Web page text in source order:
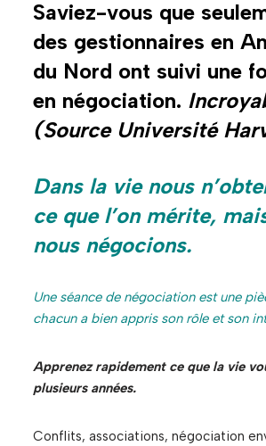
Saviez-vous que
des gestionnaires en
du Nord ont suivi une
en négociation.
(Source Université
Dans la vie nous
ce que l’on mérite,
nous négocions.
Une séance de négociation est une
chacun a bien appris son rôle et son
Apprenez rapidement ce que la vie
plusieurs années.
Conflits, associations, négociation